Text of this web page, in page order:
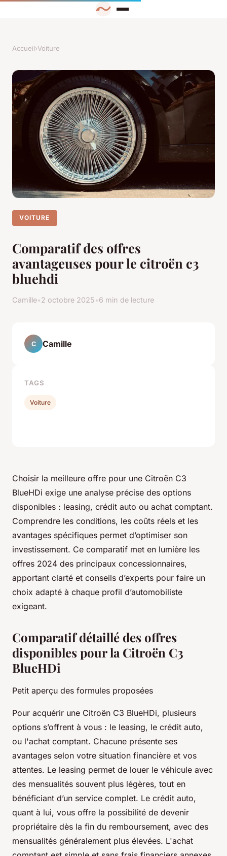
Accueil›Voiture
VOITURE
Comparatif des offres
avantageuses pour le citroën c3
bluehdi
Camille•2 octobre 2025•6 min de lecture
Choisir la meilleure offre pour une Citroën C3
BlueHDi exige une analyse précise des options
disponibles : leasing, crédit auto ou achat comptant.
Comprendre les conditions, les coûts réels et les
avantages spécifiques permet d’optimiser son
investissement. Ce comparatif met en lumière les
offres 2024 des principaux concessionnaires,
apportant clarté et conseils d’experts pour faire un
choix adapté à chaque profil d’automobiliste
exigeant.
Comparatif détaillé des offres
disponibles pour la Citroën C3
BlueHDi
Petit aperçu des formules proposées
Pour acquérir une Citroën C3 BlueHDi, plusieurs
options s’offrent à vous : le leasing, le crédit auto,
ou l'achat comptant. Chacune présente ses
avantages selon votre situation financière et vos
attentes. Le leasing permet de louer le véhicule avec
des mensualités souvent plus légères, tout en
bénéficiant d’un service complet. Le crédit auto,
quant à lui, vous offre la possibilité de devenir
propriétaire dès la fin du remboursement, avec des
mensualités généralement plus élevées. L'achat
C Camille
TAGS
Voiture